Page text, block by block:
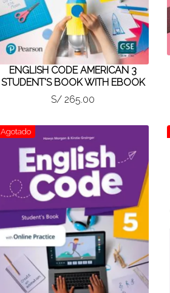
ENGLISH CODE AMERICAN 3
STUDENT'S BOOK WITH EBOOK
S/ 265.00
Agotado